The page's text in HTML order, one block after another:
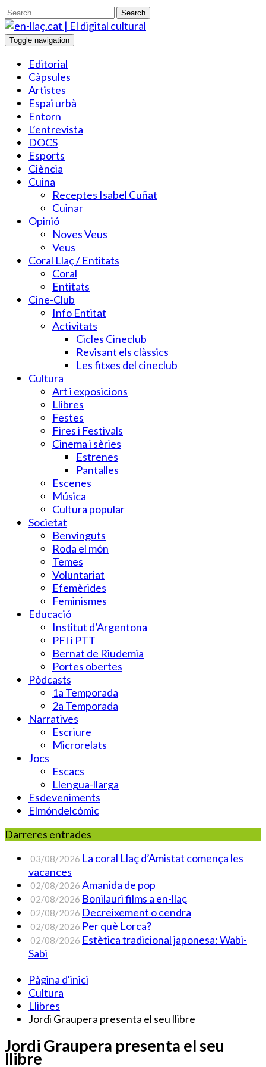
Search
Toggle navigation
Editorial
Càpsules
Artistes
Espai urbà
Entorn
L’entrevista
DOCS
Esports
Ciència
Cuina
Receptes Isabel Cuñat
Cuinar
Opinió
Noves Veus
Veus
Coral Llaç / Entitats
Coral
Entitats
Cine-Club
Info Entitat
Activitats
Cicles Cineclub
Revisant els clàssics
Les fitxes del cineclub
Cultura
Art i exposicions
Llibres
Festes
Fires i Festivals
Cinema i sèries
Estrenes
Pantalles
Escenes
Música
Cultura popular
Societat
Benvinguts
Roda el món
Temes
Voluntariat
Efemèrides
Feminismes
Educació
Institut d’Argentona
PFI i PTT
Bernat de Riudemia
Portes obertes
Pòdcasts
1a Temporada
2a Temporada
Narratives
Escriure
Microrelats
Jocs
Escacs
Llengua-llarga
Esdeveniments
Elmóndelcòmic
Darreres entrades
03/08/2026 La coral Llaç d’Amistat comença les
vacances
02/08/2026 Amanida de pop
02/08/2026 Bonilauri films a en-llaç
02/08/2026 Decreixement o cendra
02/08/2026 Per què Lorca?
02/08/2026 Estètica tradicional japonesa: Wabi-
Sabi
Pàgina d'inici
Cultura
Llibres
Jordi Graupera presenta el seu llibre
Jordi Graupera presenta el seu
llibre